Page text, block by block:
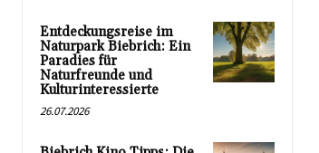
Entdeckungsreise im
Naturpark Biebrich: Ein
Paradies für
Naturfreunde und
Kulturinteressierte
26.07.2026